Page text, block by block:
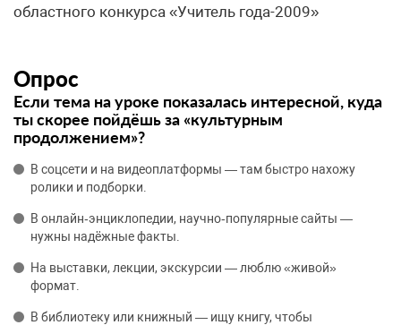
областного конкурса «Учитель года-2009»
Опрос
Если тема на уроке показалась интересной, куда
ты скорее пойдёшь за «культурным
продолжением»?
В соцсети и на видеоплатформы — там быстро нахожу
ролики и подборки.
В онлайн‑энциклопедии, научно‑популярные сайты —
нужны надёжные факты.
На выставки, лекции, экскурсии — люблю «живой»
формат.
В библиотеку или книжный — ищу книгу, чтобы